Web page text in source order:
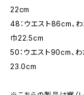
22cm
48：ウエスト86cm、
巾22.5cm
50：ウエスト90cm、
23.0cm